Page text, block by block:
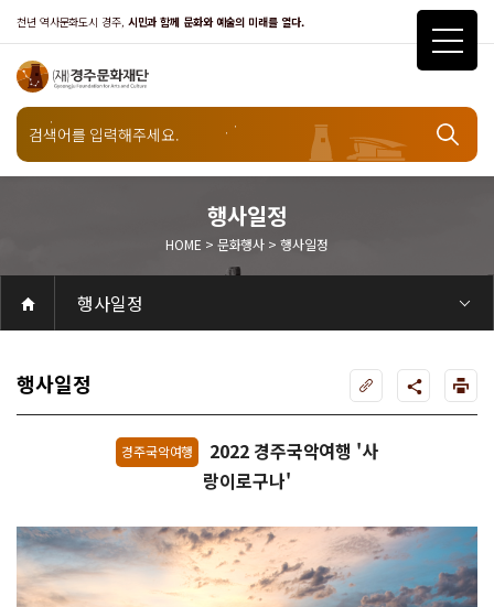
천년 역사문화도시 경주, 시민과 함께 문화와 예술의 미래를 열다.
행사일정
HOME > 문화행사 > 행사일정
행사일정
공연
공연일정
객석안내
화랑홀
화랑홀 2층
화랑홀 3층
원화홀
티켓안내
티켓안내
티켓예매
티켓수령
할인규정
취소·환불규정
문화나눔티켓
공연예절·서비스
공연장 관람예절
공연장 편의서비스
전시
전시일정
현재전시
예정전시
지난전시
전시연계교육신청
알천미술관소장품
전시예절·서비스
미술관 관람예절
미술관 편의서비스
아카데미
교육일정
문화행사
행사일정
행사소개
경주 대릉원돌담길 축제
국제경주역사문화포럼
금속공예관
경주 e스포츠 페스티벌
돗자리피크닉
국제경주역사문화포럼
교촌문화공연 신라오기
신라문화제
국제뮤직페스티벌
경주문화관1918
교촌버스킹
지역예술인 지원사업
봉황대 뮤직스퀘어
경주국악여행
제야의 종 타종식
한수원아트페스티벌
한복문화주간
동아시아 문화도시
MyK FESTA in 경주
경주시 관광기념품 공모전
뉴스
갤러리
대관
대관공고·절차
경주예술의전당
경주문화관1918
대관운영조례
운영조례
경주예술의전당
운영규칙
공연장 및 부대시설
알천미술관
경주문화관1918
사용료
경주예술의전당
경주문화관1918
대관신청
경주예술의전당
경주문화관1918
시설소개
경주예술의전당
시설소개
공연장
화랑홀
원화홀
알천미술관
기타시설
경주문화관1918
시립예술단
시립극단
시립극단 소개
단원현황
시립합창단
시립합창단 소개
단원현황
시립신라고취대
시립신라고취대 소개
단원현황
연간일정
열린마당
공지사항
공지사항
입찰정보
채용정보
자료실
홍보·보도자료
서식·매뉴얼
웹진
Q&A
FAQ
가입 및 정보
공연
전시
아카데미
대관
기타
질문과답변
우수고객
회원안내 · 혜택
우수고객
경주문화재단
인사말
재단소개
비전전략
사업안내
연혁
재단CI
조직도
ESG 윤리·경영
ESG경영 선언문
인권경영선언문
임직원행동강령
문화서비스윤리헌장
통합신고센터
경영공시
경영목표 예산서 운영계획
결산서
임원 및 운영인력 현황 인건비 예산 집행현황
경영실적
외부기관 감사
기타공시
계약현황
기부금현황
업무추진비 복리후생비 내역
오시는길
경주예술의전당
경주문화관1918
신라금속공예관
행사일정
경주국악여행
2022 경주국악여행 '사
랑이로구나'